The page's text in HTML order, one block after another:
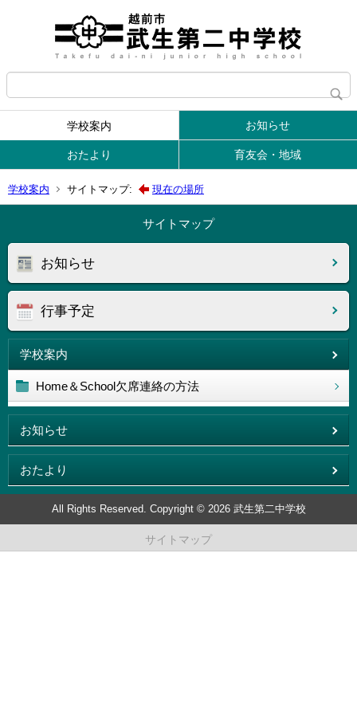
学校案内 お知らせ
おたより 育友会・地域
学校案内 サイトマップ: 現在の場所
サイトマップ
お知らせ
行事予定
学校案内
Home＆School欠席連絡の方法
お知らせ
おたより
All Rights Reserved. Copyright © 2026 武生第二中学校
サイトマップ